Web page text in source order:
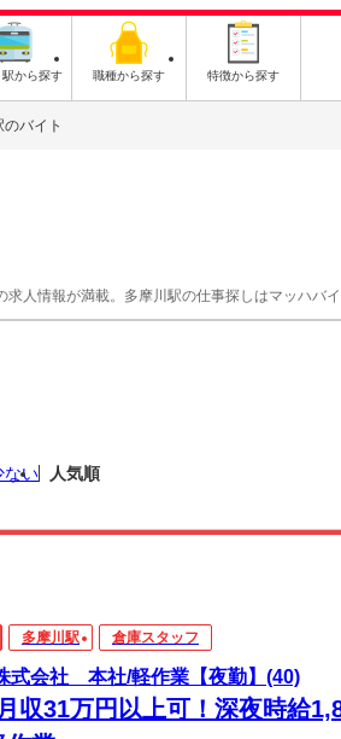
駅から探す 職種から探す 特徴から探す
のバイト
人情報が満載。多摩川駅の仕事探しはマッハバイ
ない 人気順
多摩川駅 倉庫スタッフ
式会社 本社/軽作業【夜勤】(40)
月収31万円以上可！深夜時給